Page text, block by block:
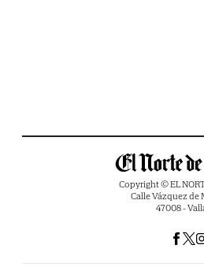
Copyright © EL
Calle Vázquez de
47008 -